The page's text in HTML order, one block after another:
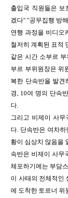
출입국 직원들은 보
겠다" "공무집행 방
연행 과정을 비디오
철저히 계획된 표적
같은 시간 소부르
부르 부위원장은 위
복한 단속반을 발견
경, 10여 명의 단속
다.
그리고 비제이 사
다. 단속반은 여차
황이 심상치 않음을
속반은 비제이 사무
체포하기에는 부담
이 사태의 전체적인
에 도착한 토르너 위